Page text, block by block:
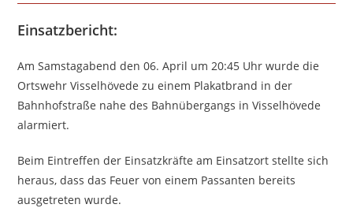
Einsatzbericht:
Am Samstagabend den 06. April um 20:45 Uhr wurde die
Ortswehr Visselhövede zu einem Plakatbrand in der
Bahnhofstraße nahe des Bahnübergangs in Visselhövede
alarmiert.
Beim Eintreffen der Einsatzkräfte am Einsatzort stellte sich
heraus, dass das Feuer von einem Passanten bereits
ausgetreten wurde.